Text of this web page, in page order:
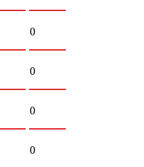
0
0
0
0